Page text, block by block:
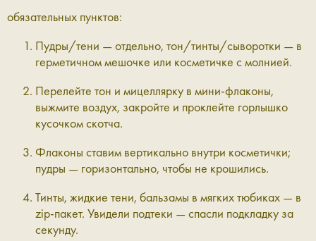
обязательных пунктов:
Пудры/тени — отдельно, тон/тинты/сыворотки — в
герметичном мешочке или косметичке с молнией.
Перелейте тон и мицеллярку в мини-флаконы,
выжмите воздух, закройте и проклейте горлышко
кусочком скотча.
Флаконы ставим вертикально внутри косметички;
пудры — горизонтально, чтобы не крошились.
Тинты, жидкие тени, бальзамы в мягких тюбиках — в
zip-пакет. Увидели подтеки — спасли подкладку за
секунду.